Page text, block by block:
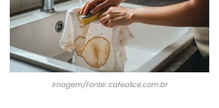
Imagem/Fonte: cafealice.com.br